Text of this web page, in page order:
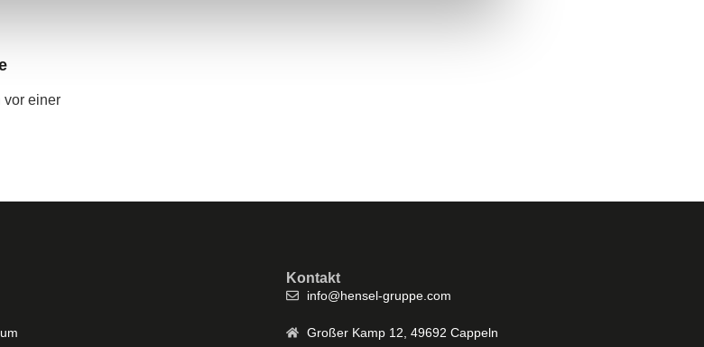
vor einer
Kontakt
info@hensel-gruppe.com
Großer Kamp 12, 49692 Cappeln